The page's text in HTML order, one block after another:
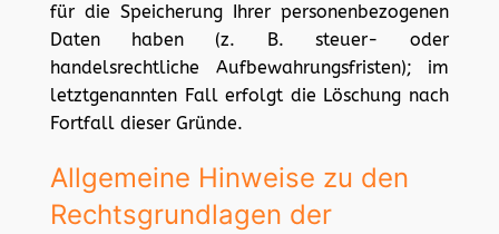
für die Speicherung Ihrer personenbezogenen
Daten haben (z. B. steuer- oder
handelsrechtliche Aufbewahrungsfristen); im
letztgenannten Fall erfolgt die Löschung nach
Fortfall dieser Gründe.
Allgemeine Hinweise zu den
Rechtsgrundlagen der